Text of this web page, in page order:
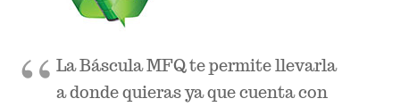
La Báscula MFQ te permite llevarla
a donde quieras ya que cuenta con